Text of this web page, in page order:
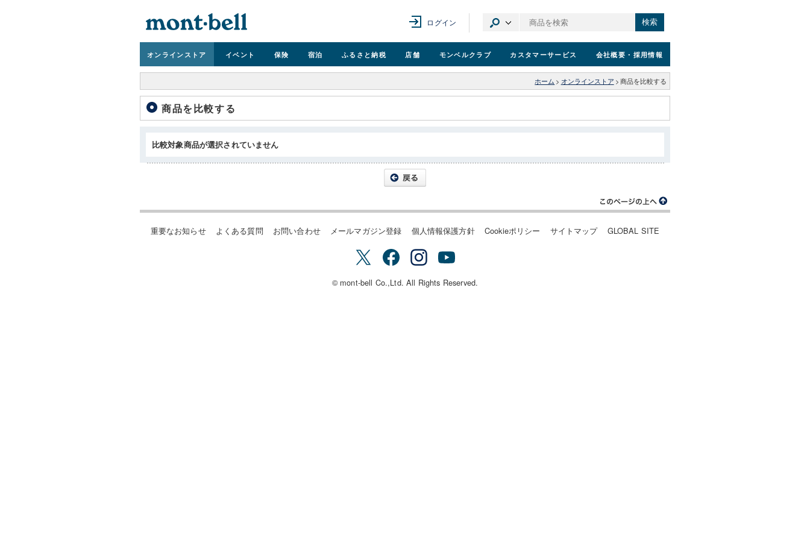
ログイン 検索
オンラインストア イベント 保険 宿泊 ふるさと納税 店舗 モンベルクラブ カスタマーサービス 会社概要 ・採用情報
ホーム > オンラインストア > 商品を比較する
商品を比較する
比較対象商品が選択されていません
重要なお知らせ よくある質問 お問い合わせ メールマガジン登録 個人情報保護方針 Cookieポリシー サイトマップ GLOBAL SITE
© mont-bell Co.,Ltd. All Rights Reserved.